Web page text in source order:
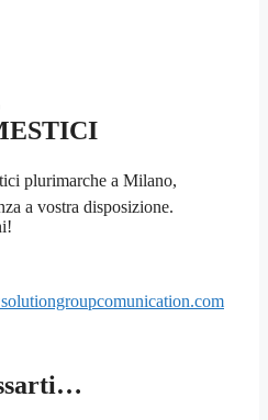
plurimarche a Milano,
a vostra disposizione.